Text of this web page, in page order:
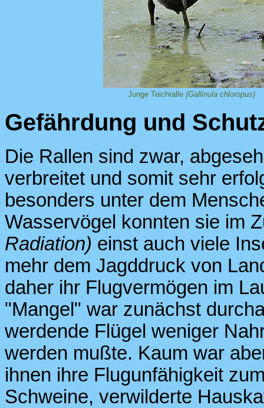
Junge Teichralle (Gallinula chloropus)
Gefährdung und
Die Rallen sind zwar,
verbreitet und somit sehr
besonders unter dem
Wasservögel konnten sie im
Radiation) einst auch viele
mehr dem Jagddruck von
daher ihr Flugvermögen im
"Mangel" war zunächst
werdende Flügel weniger
werden mußte. Kaum war
ihnen ihre Flugunfähigkeit
Schweine, verwilderte